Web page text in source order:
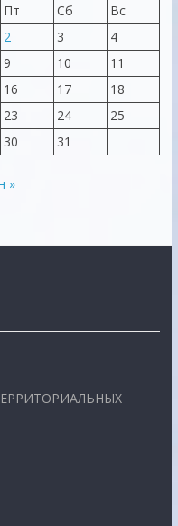
Пт Сб
Вс
2 3
4
9 10
11
16 17
18
23 24
25
30 31
»